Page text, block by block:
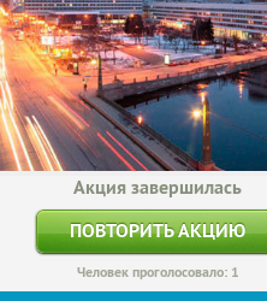
Акция завершилась
ПОВТОРИТЬ АКЦИЮ
Человек проголосовало: 1